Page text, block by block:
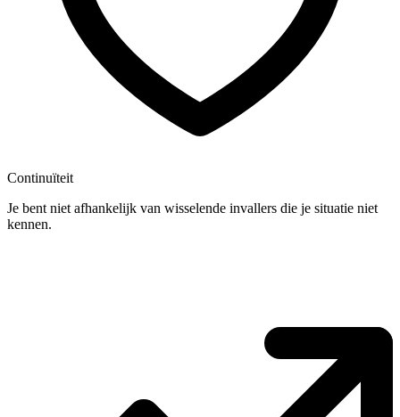
Continuïteit
Je bent niet afhankelijk van wisselende invallers die je situatie niet
kennen.